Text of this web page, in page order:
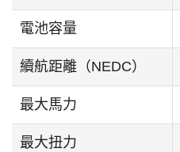
電池容量
續航距離（NEDC）
最大馬力
最大扭力